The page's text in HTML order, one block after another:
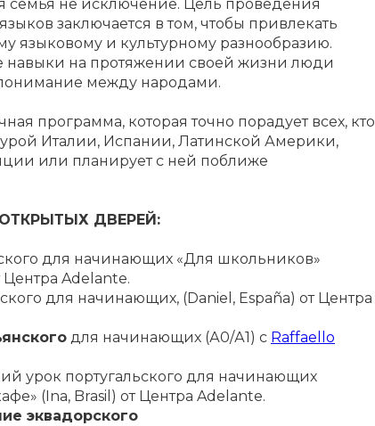
семья не исключение. Цель проведения
заключается в том, чтобы привлекать
языковому и культурному разнообразию.
навыки на протяжении своей жизни люди
между народами.
программа, которая точно порадует всех, кто
Италии, Испании, Латинской Америки,
или планирует с ней поближе
ДВЕРЕЙ:
для начинающих «Для школьников»
Центра Adelante.
для начинающих, (Daniel, España) от Центра
для начинающих (А0/А1) с Raffaello
урок португальского для начинающих
(Ina, Brasil) от Центра Adelante.
эквадорского